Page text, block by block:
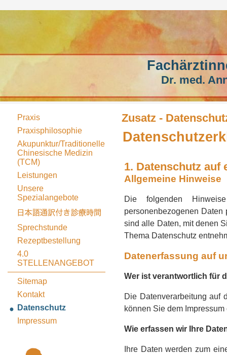
Dr. med.
Praxis
Praxisphilosophie
Akupunktur/Traditionelle
Chinesische Medizin
(TCM)
Leistungen
Unsere
Spezialangebote
Sprechstunde
Rezeptbestellung
4.0
STELLENANGEBOT
Sitemap
Kontakt
Datenschutz
Impressum
Zusatz -
1. Datenschutz auf
Allgemeine Hinweise
Die folgenden
personenbezogenen
sind alle Daten, mit denen
Thema Datenschutz
Datenerfassung auf
Wer ist verantwortlich für
Die Datenverarbeitung auf
können Sie dem
Wie erfassen wir Ihre
Ihre Daten werden zum